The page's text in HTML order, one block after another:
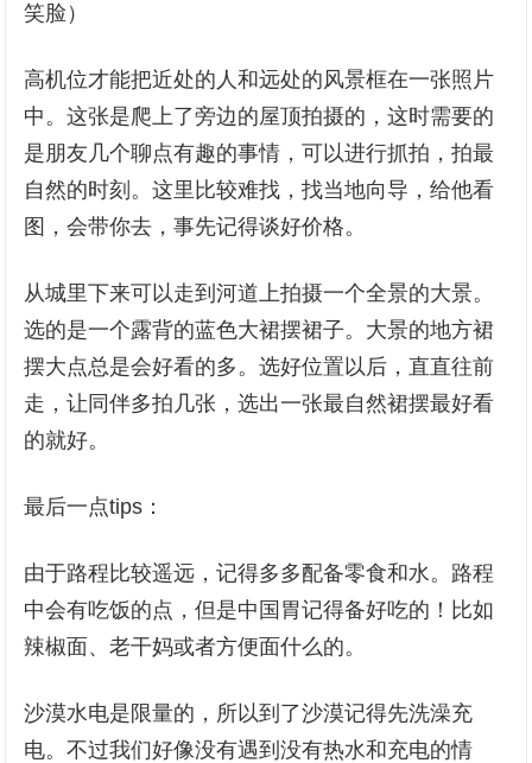
笑脸）
高机位才能把近处的人和远处的风景框在一张照片
中。这张是爬上了旁边的屋顶拍摄的，这时需要的
是朋友几个聊点有趣的事情，可以进行抓拍，拍最
自然的时刻。这里比较难找，找当地向导，给他看
图，会带你去，事先记得谈好价格。
从城里下来可以走到河道上拍摄一个全景的大景。
选的是一个露背的蓝色大裙摆裙子。大景的地方裙
摆大点总是会好看的多。选好位置以后，直直往前
走，让同伴多拍几张，选出一张最自然裙摆最好看
的就好。
最后一点tips：
由于路程比较遥远，记得多多配备零食和水。路程
中会有吃饭的点，但是中国胃记得备好吃的！比如
辣椒面、老干妈或者方便面什么的。
沙漠水电是限量的，所以到了沙漠记得先洗澡充
电。不过我们好像没有遇到没有热水和充电的情